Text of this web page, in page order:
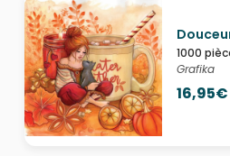
1000
Grafika
16,95€